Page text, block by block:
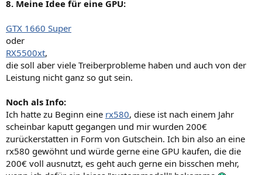
8. Meine Idee für eine GPU:
GTX 1660 Super
oder
RX5500xt,
die soll aber viele Treiberprobleme haben und auch von der
Leistung nicht ganz so gut sein.
Noch als Info:
Ich hatte zu Beginn eine rx580, diese ist nach einem Jahr
scheinbar kaputt gegangen und mir wurden 200€
zurückerstatten in Form von Gutschein. Ich bin also an eine
rx580 gewöhnt und würde gerne eine GPU kaufen, die die
200€ voll ausnutzt, es geht auch gerne ein bisschen mehr,